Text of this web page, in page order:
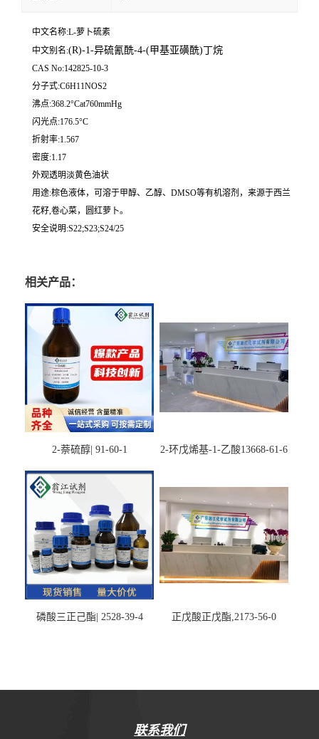
中文名称:L-萝卜硫素
中文别名:(R)-1-异硫氰酰-4-(甲基亚磺酰)丁烷
CAS No:142825-10-3
分子式:C6H11NOS2
沸点:368.2°Cat760mmHg
闪光点:176.5°C
折射率:1.567
密度:1.17
外观透明淡黄色油状
用途:棕色液体，可溶于甲醇、乙醇、DMSO等有机溶剂，来源于西兰
花籽,卷心菜，圆红萝卜。
安全说明:S22;S23;S24/25
相关产品：
2-萘硫醇| 91-60-1 2-环戊烯基-1-乙酸13668-61-6
磷酸三正己酯| 2528-39-4 正戊酸正戊酯,2173-56-0
联系我们